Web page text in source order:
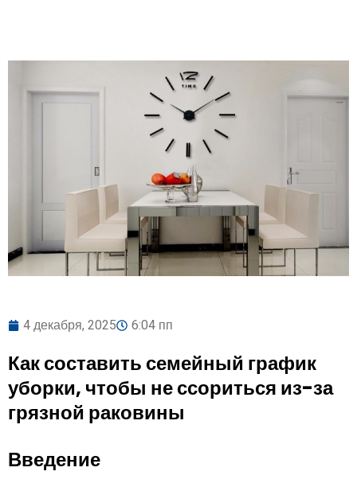
4 декабря, 2025 6:04 пп
Как составить семейный график
уборки, чтобы не ссориться из-за
грязной раковины
Введение